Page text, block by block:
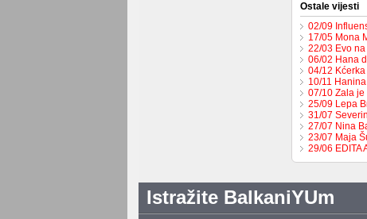
Ostale vijesti
02/09
17/05 Mona
22/03 Evo
06/02 Hana
04/12
10/11
07/10 Zala
25/09 Lepa
31/07
27/07 Nina
23/07 Maja
29/06 EDITA
Istražite BalkaniYUm